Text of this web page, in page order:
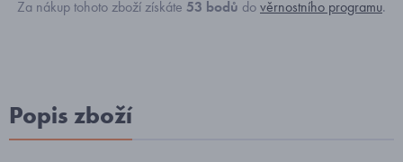
Za nákup tohoto zboží získáte 53 bodů dověrnostního programu.
Popis zboží